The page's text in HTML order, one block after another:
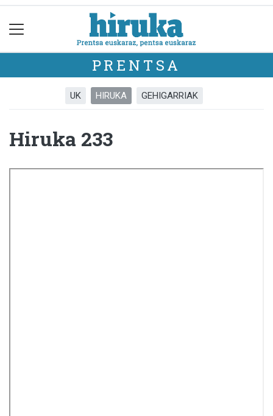
PRENTSA
UK HIRUKA GEHIGARRIAK
Hiruka 233